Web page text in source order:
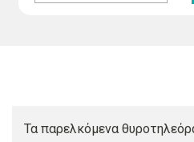
Τα παρελκόμενα